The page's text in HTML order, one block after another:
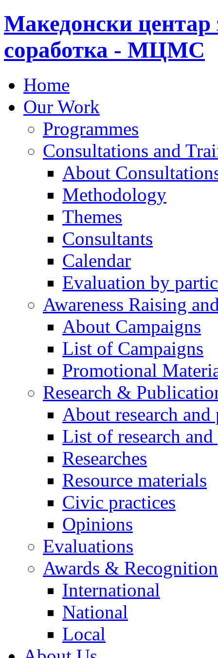
Македонски центар
соработка - МЦМС
Home
Our Work
Programmes
Consultations and
About
Methodology
Themes
Consultants
Calendar
Evaluation by
Awareness Raising
About Campaigns
List of Campaigns
Promotional
Research &
About research
List of research
Researches
Resource materials
Civic practices
Opinions
Evaluations
Awards &
International
National
Local